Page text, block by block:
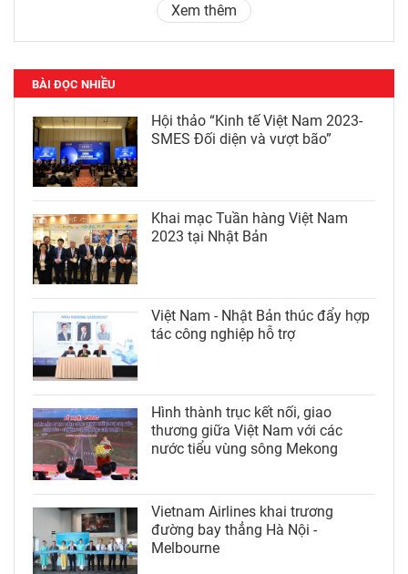
Xem thêm
BÀI ĐỌC NHIỀU
Hội thảo “Kinh tế Việt Nam 2023-
SMES Đối diện và vượt bão”
Khai mạc Tuần hàng Việt Nam
2023 tại Nhật Bản
Việt Nam - Nhật Bản thúc đẩy hợp
tác công nghiệp hỗ trợ
Hình thành trục kết nối, giao
thương giữa Việt Nam với các
nước tiểu vùng sông Mekong
Vietnam Airlines khai trương
đường bay thẳng Hà Nội -
Melbourne